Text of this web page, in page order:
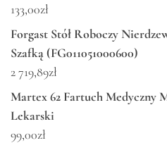
133,00zł
Forgast Stół Roboczy
Szafką (FG011051000600)
2 719,89zł
Martex 62 Fartuch Medyczny
Lekarski
99,00zł